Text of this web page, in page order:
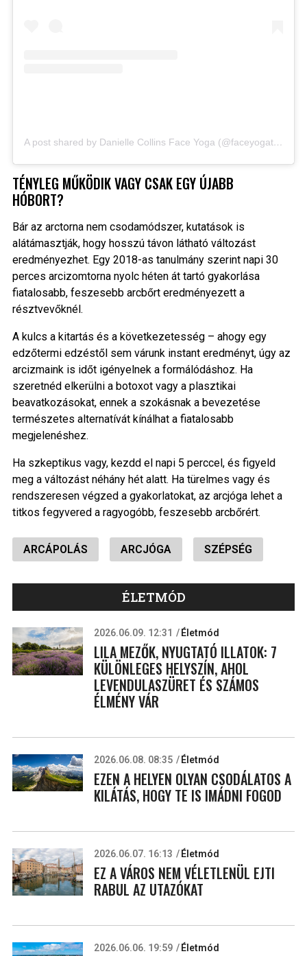
A post shared by Danielle Collins Face Yoga (@faceyogateachertraining)
TÉNYLEG MŰKÖDIK VAGY CSAK EGY ÚJABB
HÓBORT?
Bár az arctorna nem csodamódszer, kutatások is
alátámasztják, hogy hosszú távon látható változást
eredményezhet. Egy 2018-as tanulmány szerint napi 30
perces arcizomtorna nyolc héten át tartó gyakorlása
fiatalosabb, feszesebb arcbőrt eredményezett a
résztvevőknél.
A kulcs a kitartás és a következetesség – ahogy egy
edzőtermi edzéstől sem várunk instant eredményt, úgy az
arcizmaink is időt igényelnek a formálódáshoz. Ha
szeretnéd elkerülni a botoxot vagy a plasztikai
beavatkozásokat, ennek a szokásnak a bevezetése
természetes alternatívát kínálhat a fiatalosabb
megjelenéshez.
Ha szkeptikus vagy, kezdd el napi 5 perccel, és figyeld
meg a változást néhány hét alatt. Ha türelmes vagy és
rendszeresen végzed a gyakorlatokat, az arcjóga lehet a
titkos fegyvered a ragyogóbb, feszesebb arcbőrért.
ARCÁPOLÁS ARCJÓGA SZÉPSÉG
ÉLETMÓD
2026.06.09. 12:31 Életmód
LILA MEZŐK, NYUGTATÓ ILLATOK: 7
KÜLÖNLEGES HELYSZÍN, AHOL
LEVENDULASZÜRET ÉS SZÁMOS
ÉLMÉNY VÁR
2026.06.08. 08:35 Életmód
EZEN A HELYEN OLYAN CSODÁLATOS A
KILÁTÁS, HOGY TE IS IMÁDNI FOGOD
2026.06.07. 16:13 Életmód
EZ A VÁROS NEM VÉLETLENÜL EJTI
RABUL AZ UTAZÓKAT
2026.06.06. 19:59 Életmód